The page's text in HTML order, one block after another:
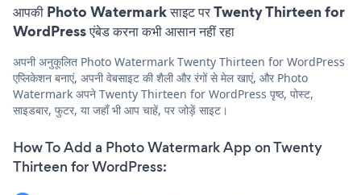
आपकी Photo Watermark साइट पर Twenty Thirteen for
WordPress एंबेड करना कभी आसान नहीं रहा
अपनी अनुकूलित Photo Watermark Twenty Thirteen for WordPress
एप्लिकेशन बनाएं, अपनी वेबसाइट की शैली और रंगों से मेल खाएं, और Photo
Watermark अपने Twenty Thirteen for WordPress पृष्ठ, पोस्ट,
साइडबार, फुटर, या जहाँ भी आप चाहें, पर जोड़ें साइट।
How To Add a Photo Watermark App on Twenty
Thirteen for WordPress: